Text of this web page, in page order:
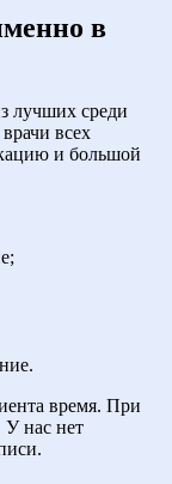
в
лучших среди
всех
и большой
время. При
У нас нет